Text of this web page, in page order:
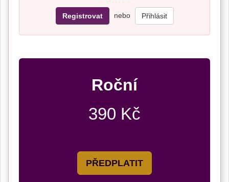
Registrovat nebo Přihlásit
Roční
390 Kč
PŘEDPLATIT